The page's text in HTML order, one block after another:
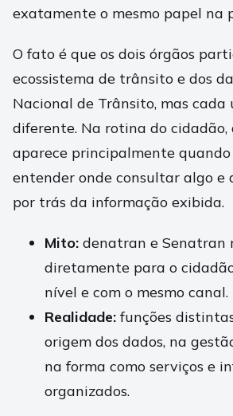
exatamente o mesmo papel na
O fato é que os dois órgãos
ecossistema de trânsito e dos
Nacional de Trânsito, mas cada
diferente. Na rotina do cidadão,
aparece principalmente
entender onde consultar algo e
por trás da informação exibida.
Mito: denatran e Senatran
diretamente para o
nível e com o mesmo canal.
Realidade: funções
origem dos dados, na
na forma como serviços e
organizados.